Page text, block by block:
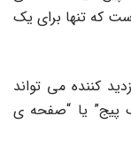
که تنها برای یک
کننده می تواند
پیج” یا “صفحه ی